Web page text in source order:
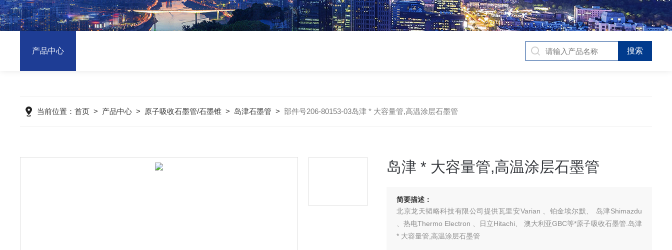
产品中心
当前位置：首页 > 产品中心 > 原子吸收石墨管/石墨锥 > 岛津石墨管 >部件号206-80153-03岛津 * 大容量管,高温涂层石墨管
岛津 * 大容量管,高温涂层石墨管
简要描述：
北京龙天韬略科技有限公司提供瓦里安Varian 、铂金埃尔默、 岛津Shimazdu
、热电Thermo Electron 、日立Hitachi、 澳大利亚GBC等*原子吸收石墨管.岛津
* 大容量管,高温涂层石墨管